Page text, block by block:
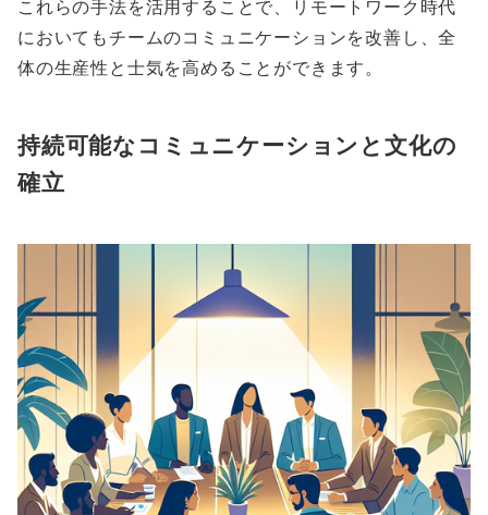
これらの手法を活用することで、リモートワーク時代
においてもチームのコミュニケーションを改善し、全
体の生産性と士気を高めることができます。
持続可能なコミュニケーションと文化の
確立